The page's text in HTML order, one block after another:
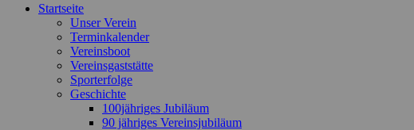
oben
Startseite
Unser Verein
Terminkalender
Vereinsboot
Vereinsgaststätte
Sporterfolge
Geschichte
100jähriges Jubiläum
90 jähriges Vereinsjubiläum